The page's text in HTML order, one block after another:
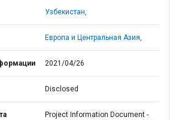
Узбекистан,
Европа и Центральная Азия,
2021/04/26
Disclosed
Project Information Document -